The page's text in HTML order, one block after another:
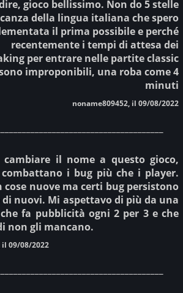
gioco bellissimo. Non do 5 stelle
della lingua italiana che spero
il prima possibile e perché
recentemente i tempi di attesa dei
per entrare nelle partite classic
improponibili, una roba come 4
minuti
noname809452, il 09/08/2022
cambiare il nome a questo gioco,
i bug più che i player.
cose nuove ma certi bug persistono
di nuovi. Mi aspettavo di più da una
fa pubblicità ogni 2 per 3 e che
non gli mancano.
il 09/08/2022